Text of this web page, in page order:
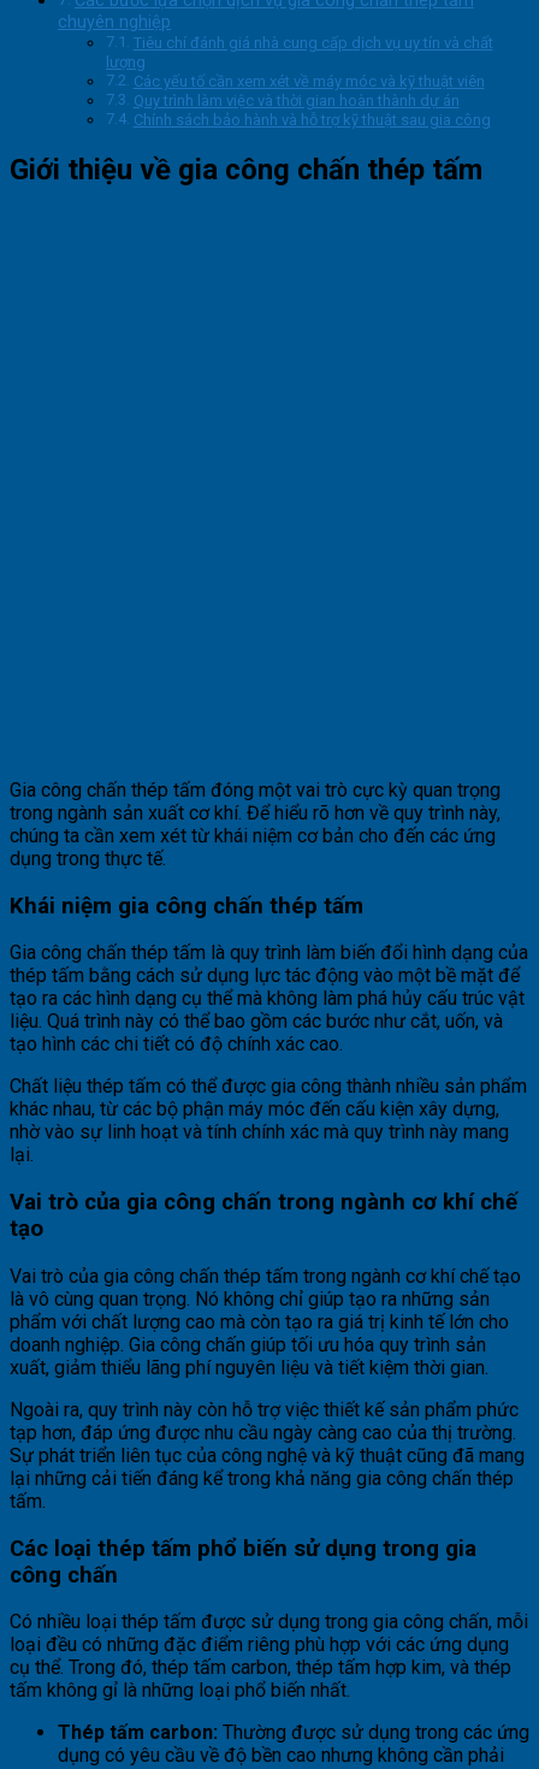
chuyên nghiệp
Tiêu chí đánh giá nhà cung cấp dịch vụ uy tín và chất
lượng
Các yếu tố cần xem xét về máy móc và kỹ thuật viên
Quy trình làm việc và thời gian hoàn thành dự án
Chính sách bảo hành và hỗ trợ kỹ thuật sau gia công
Giới thiệu về gia công chấn thép tấm
Gia công chấn thép tấm đóng một vai trò cực kỳ quan trọng
trong ngành sản xuất cơ khí. Để hiểu rõ hơn về quy trình này,
chúng ta cần xem xét từ khái niệm cơ bản cho đến các ứng
dụng trong thực tế.
Khái niệm gia công chấn thép tấm
Gia công chấn thép tấm là quy trình làm biến đổi hình dạng của
thép tấm bằng cách sử dụng lực tác động vào một bề mặt để
tạo ra các hình dạng cụ thể mà không làm phá hủy cấu trúc vật
liệu. Quá trình này có thể bao gồm các bước như cắt, uốn, và
tạo hình các chi tiết có độ chính xác cao.
Chất liệu thép tấm có thể được gia công thành nhiều sản phẩm
khác nhau, từ các bộ phận máy móc đến cấu kiện xây dựng,
nhờ vào sự linh hoạt và tính chính xác mà quy trình này mang
lại.
Vai trò của gia công chấn trong ngành cơ khí chế
tạo
Vai trò của gia công chấn thép tấm trong ngành cơ khí chế tạo
là vô cùng quan trọng. Nó không chỉ giúp tạo ra những sản
phẩm với chất lượng cao mà còn tạo ra giá trị kinh tế lớn cho
doanh nghiệp. Gia công chấn giúp tối ưu hóa quy trình sản
xuất, giảm thiểu lãng phí nguyên liệu và tiết kiệm thời gian.
Ngoài ra, quy trình này còn hỗ trợ việc thiết kế sản phẩm phức
tạp hơn, đáp ứng được nhu cầu ngày càng cao của thị trường.
Sự phát triển liên tục của công nghệ và kỹ thuật cũng đã mang
lại những cải tiến đáng kể trong khả năng gia công chấn thép
tấm.
Các loại thép tấm phổ biến sử dụng trong gia
công chấn
Có nhiều loại thép tấm được sử dụng trong gia công chấn, mỗi
loại đều có những đặc điểm riêng phù hợp với các ứng dụng
cụ thể. Trong đó, thép tấm carbon, thép tấm hợp kim, và thép
tấm không gỉ là những loại phổ biến nhất.
Thép tấm carbon: Thường được sử dụng trong các ứng
dụng có yêu cầu về độ bền cao nhưng không cần phải